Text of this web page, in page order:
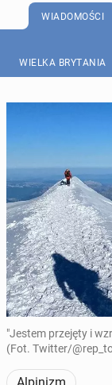
WIADOMOŚCI
WIELKA BRYTANIA
"Jestem przejęty i
(Fot. Twitter/